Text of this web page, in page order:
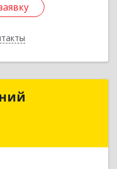
Евгений